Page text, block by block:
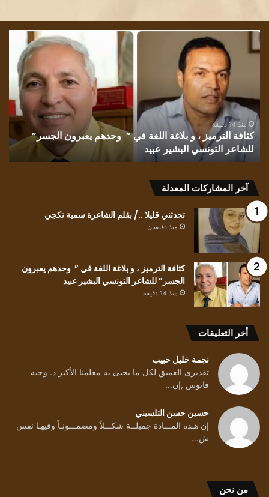
كثافة
الترميز
اللغة
في
” وحدهم
يعبرون
الجسر”
للشاعر
البشير
عبيد
منذ 14 دقيقة
كثافة الترميز ، و بلاغة اللغة في ” وحدهم يعبرون الجسر”
للشاعر التونسي البشير عبيد
آخر المشاركات المعدلة
تحدثني قليلا ../ بقلم الشاعرة سمية تكجي
منذ دقيقتان
كثافة الترميز ، و بلاغة اللغة في ” وحدهم يعبرون
الجسر” للشاعر التونسي البشير عبيد
منذ 14 دقيقة
أخر التعليقات
نجمة خليل حبيب
تقدبرى العميق لكل ما يجيئ به معلمنا الأكبر د. وجيه
فانوس ,إن...
حسين حسن التلسيني
إن هـذه المـــادة جميلــة شكـــلاً ومضمـــونـاً وفيهـا نفس
ش...
من نحن